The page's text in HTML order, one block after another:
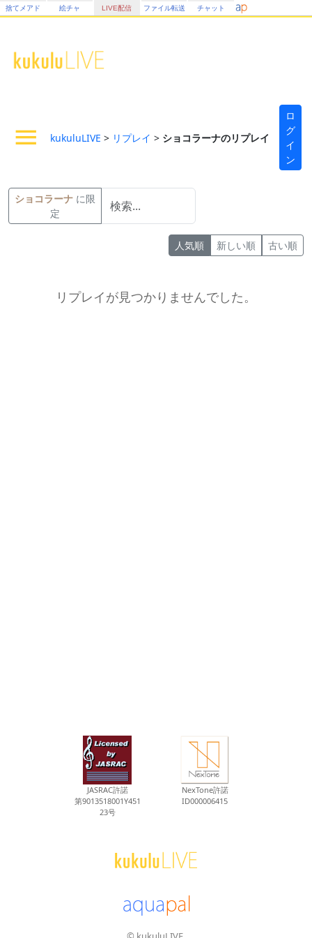
捨てメアド 絵チャ LIVE配信 ファイル転送 チャット
kukuluLIVE > リプレイ > ショコラーナのリプレイ
ロ
グ
イ
ン
ショコラーナ
定
人気順 新しい順 古い順
リプレイが見つかりませんでした。
JASRAC許諾
第9013518001Y451
23号
NexTone許諾
ID000006415